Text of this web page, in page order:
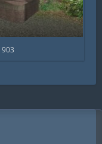
903